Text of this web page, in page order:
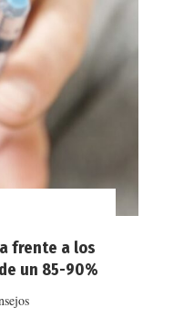
frente a los
un 85-90%